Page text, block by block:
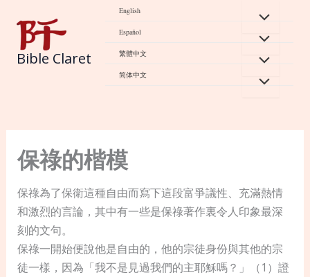
content
Bible Claret
English
Español
繁體中文
简体中文
保祿的楷模
保祿為了保衛這種自由而寫下這段富爭議性、充滿熱情
和激烈的言論，其中有一些是保祿著作裏令人印象最深
刻的文句。
保祿一開始便說他是自由的，他的宗徒身份與其他的宗
徒一樣，因為「我不是見過我們的主耶穌嗎？」（1）證